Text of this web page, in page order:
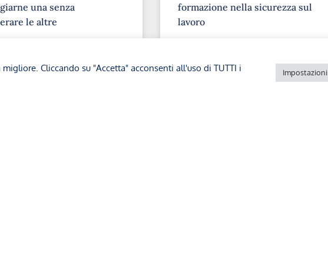
una senza
le altre
formazione nella sicurezza sul
lavoro
22 Maggio 2025
Cliccando su "Accetta" acconsenti all'uso di TUTTI i
Impostazioni